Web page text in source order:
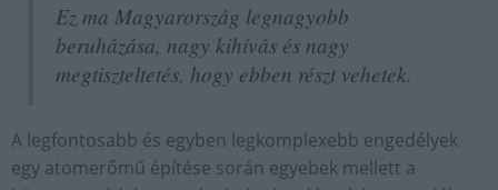
Ez ma Magyarország legnagyobb
beruházása, nagy kihívás és nagy
megtiszteltetés, hogy ebben részt vehetek.
A legfontosabb és egyben legkomplexebb engedélyek
egy atomerőmű építése során egyebek mellett a